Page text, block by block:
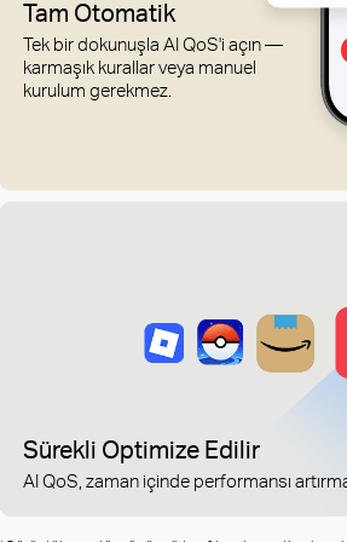
Tam Otomatik
Tek bir dokunuşla AI QoS'i açın —
karmaşık kurallar veya manuel
kurulum gerekmez.
Sürekli Optimize Edilir
AI QoS, zaman içinde performansı